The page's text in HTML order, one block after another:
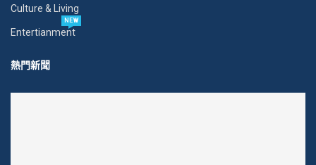
Culture & Living
Entertianment
NEW
熱門新聞